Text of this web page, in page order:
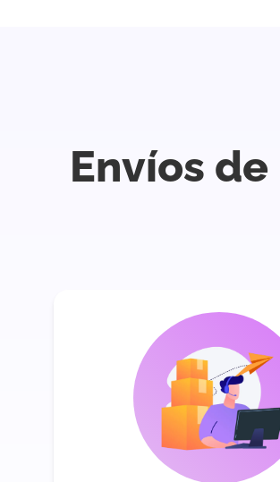
Envíos